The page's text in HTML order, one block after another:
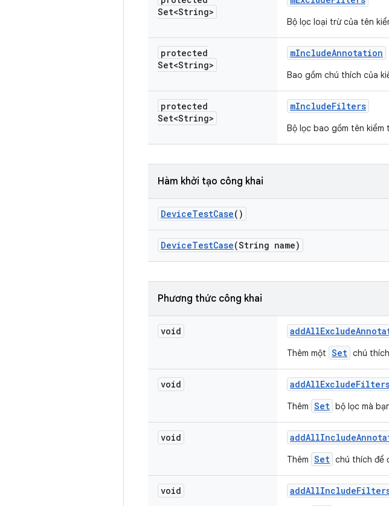
Set<String>
Bộ lọc loại trừ của tên
protected
Set<String>
mIncludeAnnotation
Bao gồm chú thích của
protected
Set<String>
mIncludeFilters
Bộ lọc bao gồm tên kiểm
Hàm khởi tạo công khai
DeviceTestCase()
DeviceTestCase(String name)
Phương thức công khai
void addAllExclude
Thêm một Set chú
void addAllExclude
Thêm Set bộ lọc mà
void addAllInclude
Thêm Set chú thích để
void addAllInclude